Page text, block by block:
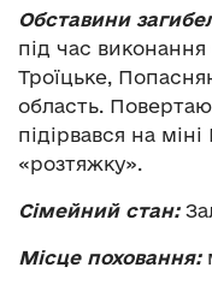
Обставини
під час
Троїцьке,
область.
підірвався на
«розтяжку».
Сімейний стан:
Місце поховання: